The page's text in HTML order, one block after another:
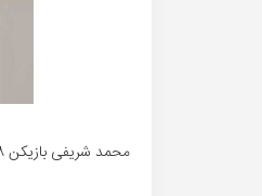
محمد شریفی بازیکن ۱۸ ساله و بوشهری استقلال خوزستان به صورت جدی مورد توجه باشگاه استقلال تهران قرار گرفته است.